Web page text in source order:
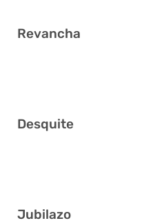
Revancha
Desquite
Jubilazo